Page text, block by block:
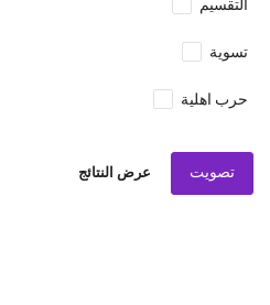
التقسيم
تسوية
حرب اهلية
تصويت عرض النتائج